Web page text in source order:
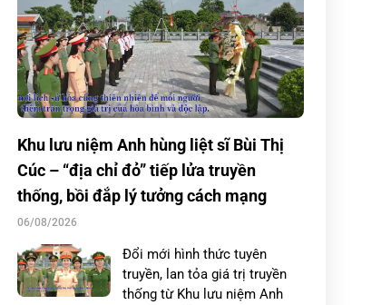
Khu lưu niệm Anh hùng liệt sĩ Bùi Thị
Cúc – “địa chỉ đỏ” tiếp lửa truyền
thống, bồi đắp lý tưởng cách mạng
06/08/2026
Đổi mới hình thức tuyên
truyền, lan tỏa giá trị truyền
thống từ Khu lưu niệm Anh